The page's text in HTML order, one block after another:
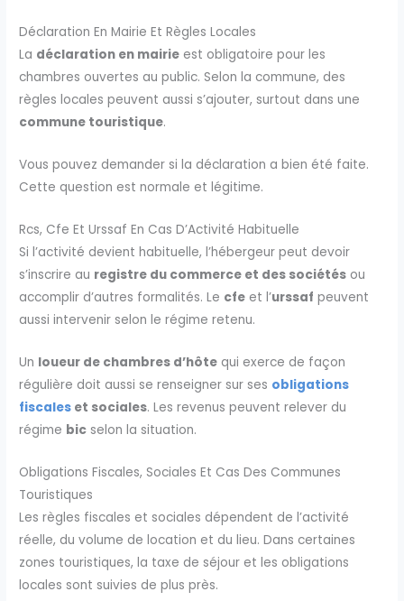
Déclaration En Mairie Et Règles Locales
La déclaration en mairie est obligatoire pour les
chambres ouvertes au public. Selon la commune, des
règles locales peuvent aussi s’ajouter, surtout dans une
commune touristique.
Vous pouvez demander si la déclaration a bien été faite.
Cette question est normale et légitime.
Rcs, Cfe Et Urssaf En Cas D’Activité Habituelle
Si l’activité devient habituelle, l’hébergeur peut devoir
s’inscrire au registre du commerce et des sociétés ou
accomplir d’autres formalités. Le cfe et l’urssaf peuvent
aussi intervenir selon le régime retenu.
Un loueur de chambres d’hôte qui exerce de façon
régulière doit aussi se renseigner sur ses obligations
fiscales et sociales. Les revenus peuvent relever du
régime bic selon la situation.
Obligations Fiscales, Sociales Et Cas Des Communes
Touristiques
Les règles fiscales et sociales dépendent de l’activité
réelle, du volume de location et du lieu. Dans certaines
zones touristiques, la taxe de séjour et les obligations
locales sont suivies de plus près.